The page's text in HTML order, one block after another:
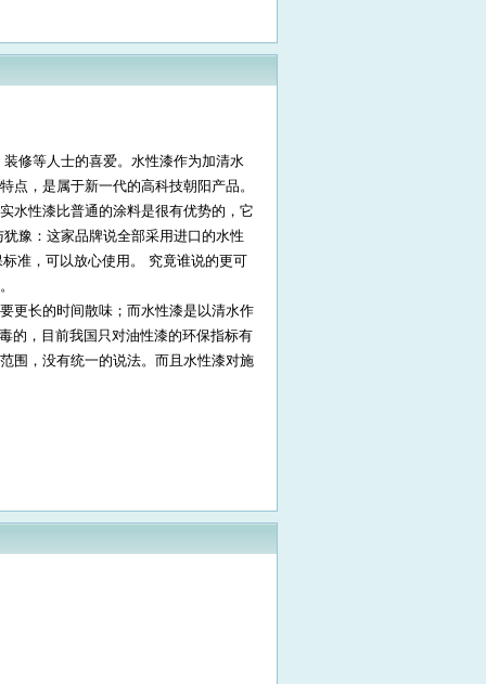
装修等人士的喜爱。水性漆作为加清水
点，是属于新一代的高科技朝阳产品。
水性漆比普通的涂料是很有优势的，它
豫：这家品牌说全部采用进口的水性
准，可以放心使用。 究竟谁说的更可
更长的时间散味；而水性漆是以清水作
的，目前我国只对油性漆的环保指标有
围，没有统一的说法。而且水性漆对施